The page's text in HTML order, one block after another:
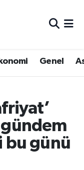
Genel
gündem
bu günü